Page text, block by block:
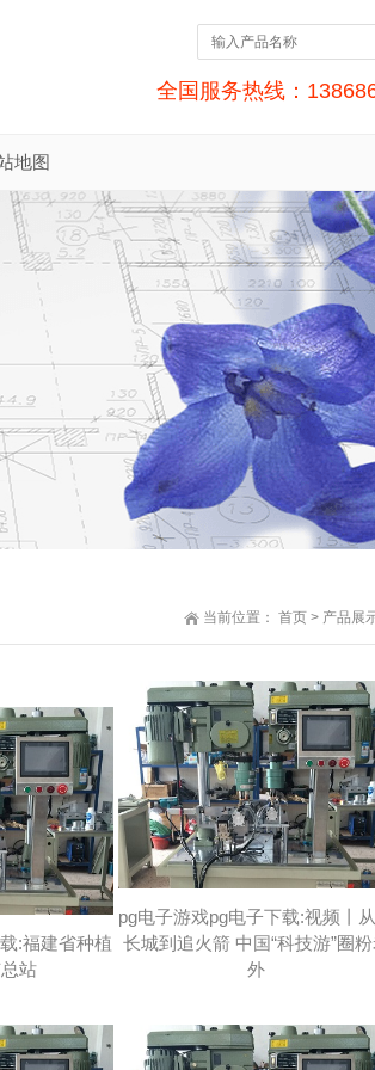
全国服务热线：
地图
当前位置： 首页 > 产品展
:福建省种植
站
pg电子游戏pg电子下载:视频丨
长城到追火箭 中国“科技游”圈
外